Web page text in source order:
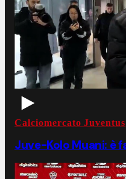
Calciomercato Juventus
Juve-Kolo Muani: è